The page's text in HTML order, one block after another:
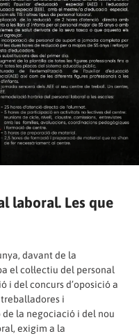
laboral. Les que
davant de la
el col·lectiu del personal
i del concurs d’oposició a
i
la negociació i del nou
exigim a la